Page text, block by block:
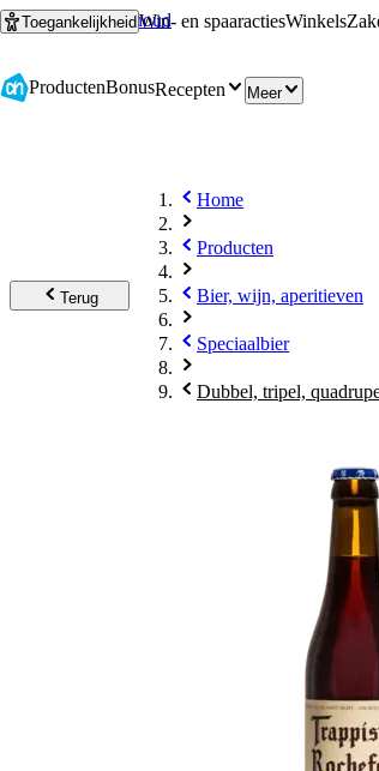
Ga naar hoofdinhoud
Ga naar zoeken
ToegankelijkheidWin- en spaaractiesWinkels
ProductenBonusRecepten Meer
Terug
Home
Producten
Bier, wijn, aperitieven
Speciaalbier
Dubbel, tripel,